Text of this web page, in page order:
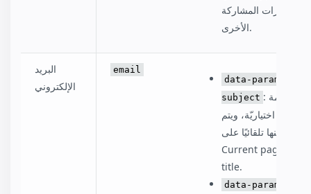
خيارات المشاركة
الأخرى.
البريد
الإلكتروني
email
data-param-
subject : معلَمة
اختياريّة، ويتم
تعيينها تلقائيًا على:
Current page
title.
data-param-